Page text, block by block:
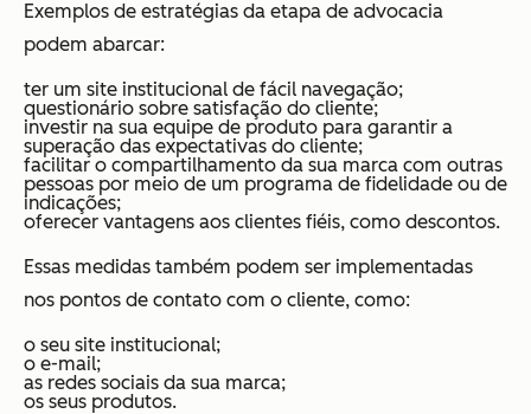
Exemplos de estratégias da etapa de advocacia
podem abarcar:
ter um site institucional de fácil navegação;
questionário sobre satisfação do cliente;
investir na sua equipe de produto para garantir a
superação das expectativas do cliente;
facilitar o compartilhamento da sua marca com outras
pessoas por meio de um programa de fidelidade ou de
indicações;
oferecer vantagens aos clientes fiéis, como descontos.
Essas medidas também podem ser implementadas
nos pontos de contato com o cliente, como:
o seu site institucional;
o e-mail;
as redes sociais da sua marca;
os seus produtos.